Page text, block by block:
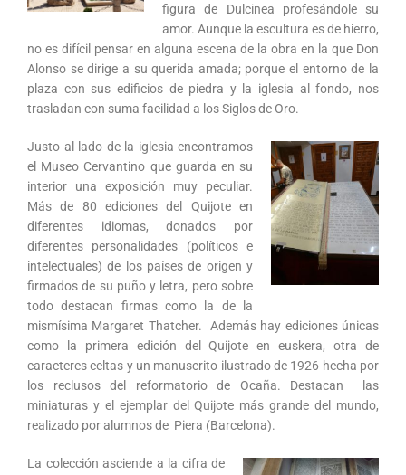
figura de Dulcinea profesándole su
amor. Aunque la escultura es de hierro,
no es difícil pensar en alguna escena de la obra en la que Don
Alonso se dirige a su querida amada; porque el entorno de la
plaza con sus edificios de piedra y la iglesia al fondo, nos
trasladan con suma facilidad a los Siglos de Oro.
Justo al lado de la iglesia encontramos
el Museo Cervantino que guarda en su
interior una exposición muy peculiar.
Más de 80 ediciones del Quijote en
diferentes idiomas, donados por
diferentes personalidades (políticos e
intelectuales) de los países de origen y
firmados de su puño y letra, pero sobre
todo destacan firmas como la de la
mismísima Margaret Thatcher. Además hay ediciones únicas
como la primera edición del Quijote en euskera, otra de
caracteres celtas y un manuscrito ilustrado de 1926 hecha por
los reclusos del reformatorio de Ocaña. Destacan las
miniaturas y el ejemplar del Quijote más grande del mundo,
realizado por alumnos de Piera (Barcelona).
La colección asciende a la cifra de